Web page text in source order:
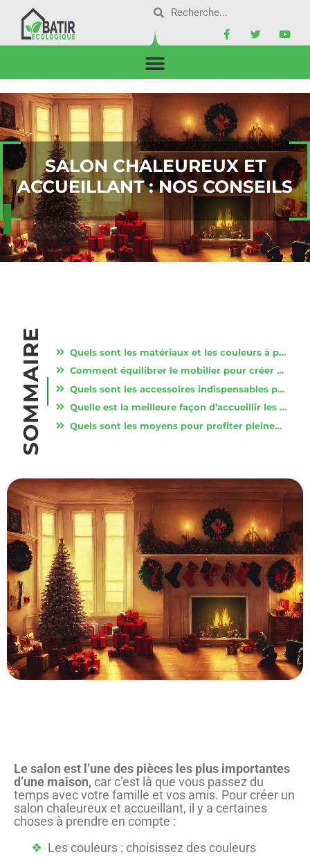
SALON CHALEUREUX ET
ACCUEILLANT : NOS CONSEILS
SOMMAIRE
Quels sont les matériaux et les couleurs à privilégier pour une ambiance chaleureuse ?
Comment équilibrer le mobilier pour créer un espace harmonieux ?
Quels sont les accessoires indispensables pour créer un salon chaleureux et accueillant ?
Quelle est la meilleure façon d’accueillir les invités ?
Quels sont les moyens pour profiter pleinement d’un salon chaleureux et accueillant ?
Le salon est l’une des pièces les plus importantes
d’une maison, car c’est là que vous passez du
temps avec votre famille et vos amis. Pour créer un
salon chaleureux et accueillant, il y a certaines
choses à prendre en compte :
Les couleurs : choisissez des couleurs